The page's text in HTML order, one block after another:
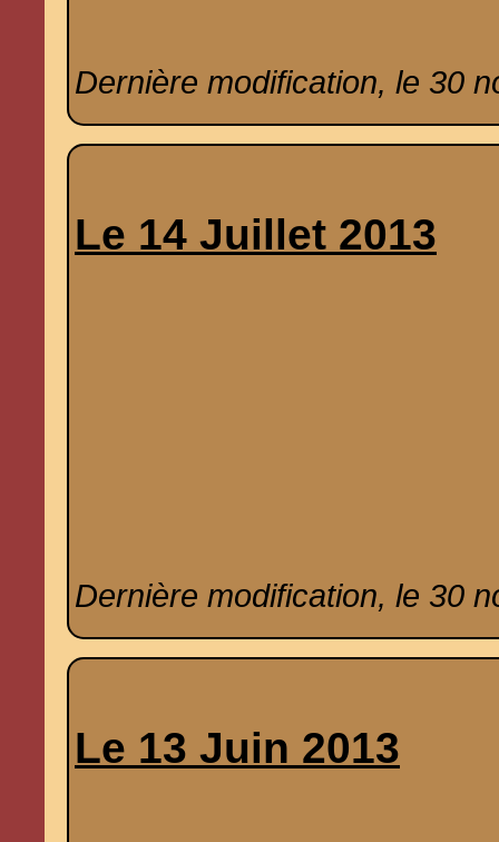
Dernière modification, le 30
Le 14 Juillet 2013
Dernière modification, le 30
Le 13 Juin 2013